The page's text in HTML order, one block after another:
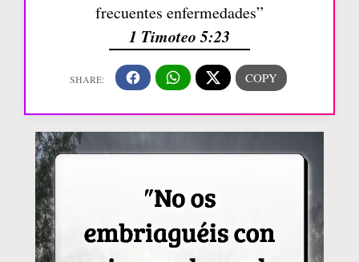
frecuentes enfermedades”
1 Timoteo 5:23